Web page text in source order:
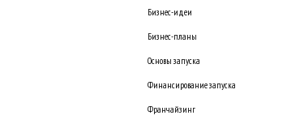
Бизнес-идеи
Бизнес-планы
Основы запуска
Финансирование запуска
Франчайзинг